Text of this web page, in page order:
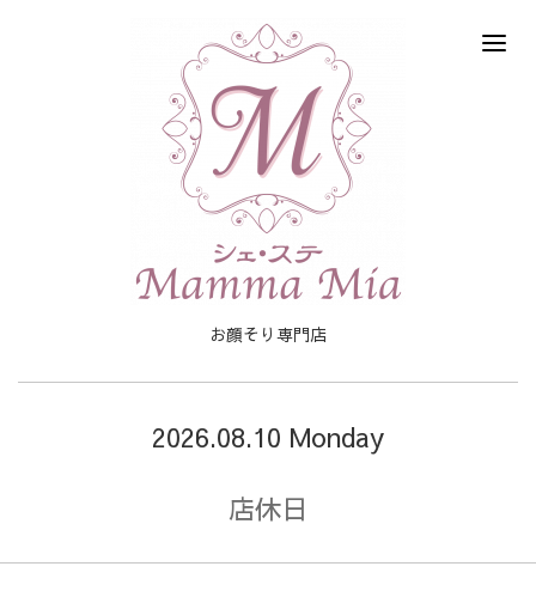
お顔そり専門店
2026.08.10 Monday
店休日